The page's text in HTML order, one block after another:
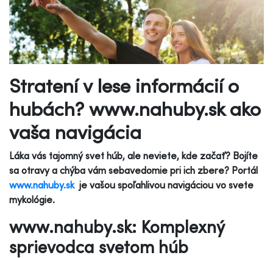
Stratení v lese informácií o
hubách? www.nahuby.sk ako
vaša navigácia
Láka vás tajomný svet húb, ale neviete, kde začať? Bojíte
sa otravy a chýba vám sebavedomie pri ich zbere? Portál
www.nahuby.skje vašou spoľahlivou navigáciou vo svete
mykológie.
www.nahuby.sk: Komplexný
sprievodca svetom húb